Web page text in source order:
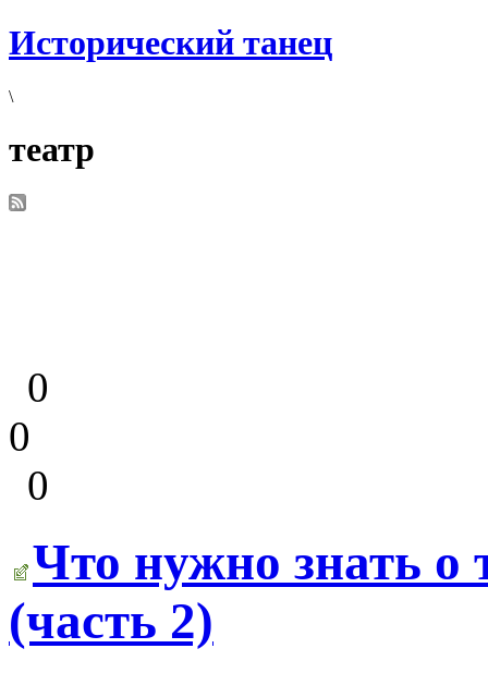
Исторический танец
\
театр
0
0
0
Что нужно знать о
(часть 2)